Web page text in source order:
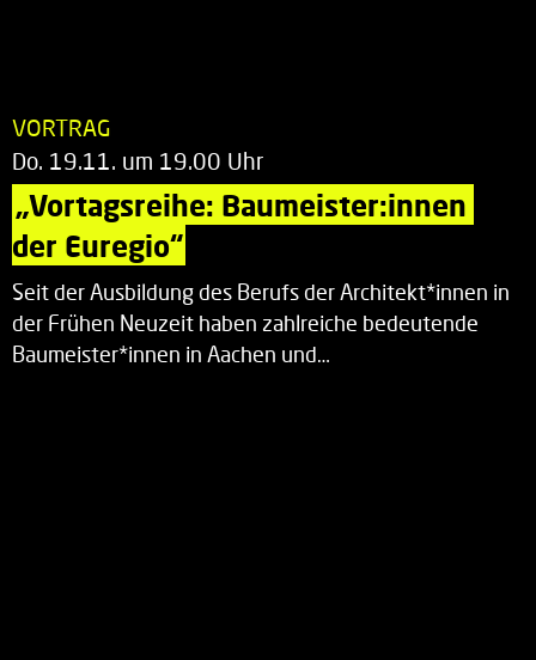
VORTRAG
Do. 19.11. um 19.00 Uhr
„Vortagsreihe: Baumeister:innen
der Euregio“
Seit der Ausbildung des Berufs der Architekt*innen in
der Frühen Neuzeit haben zahlreiche bedeutende
Baumeister*innen in Aachen und…